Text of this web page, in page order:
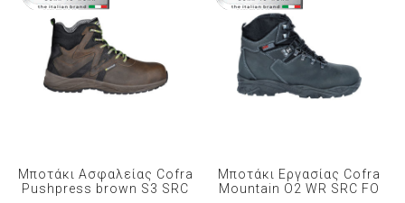
Μποτάκι Ασφαλείας Cofra
Pushpress brown S3 SRC
Μποτάκι Εργασίας Cofra
Mountain O2 WR SRC FO